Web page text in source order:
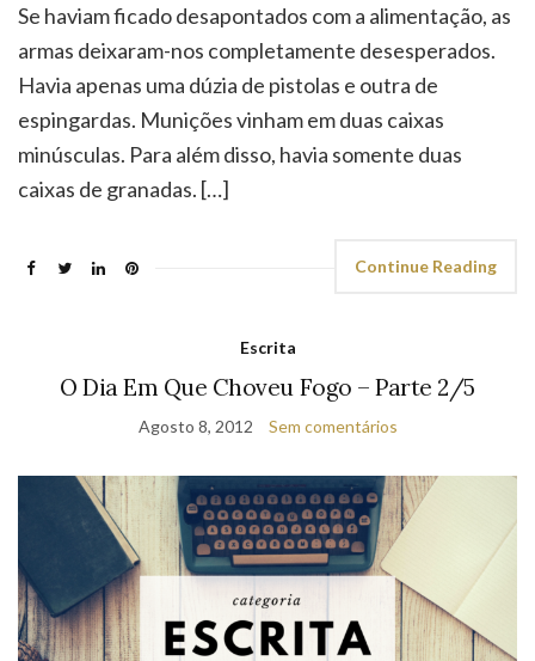
Se haviam ficado desapontados com a alimentação, as
armas deixaram-nos completamente desesperados.
Havia apenas uma dúzia de pistolas e outra de
espingardas. Munições vinham em duas caixas
minúsculas. Para além disso, havia somente duas
caixas de granadas. […]
Continue Reading
Escrita
O Dia Em Que Choveu Fogo – Parte 2/5
Agosto 8, 2012 Sem comentários